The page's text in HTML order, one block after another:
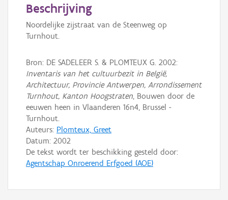
Downloads
Hergebruik
Beschrijving
Noordelijke zijstraat van de Steenweg op
Turnhout.
Bron: DE SADELEER S. & PLOMTEUX G. 2002:
Inventaris van het cultuurbezit in België,
Architectuur, Provincie Antwerpen, Arrondissement
Turnhout, Kanton Hoogstraten, Bouwen door de
eeuwen heen in Vlaanderen 16n4, Brussel -
Turnhout.
Auteurs: Plomteux, Greet
Datum: 2002
De tekst wordt ter beschikking gesteld door:
Agentschap Onroerend Erfgoed (AOE)